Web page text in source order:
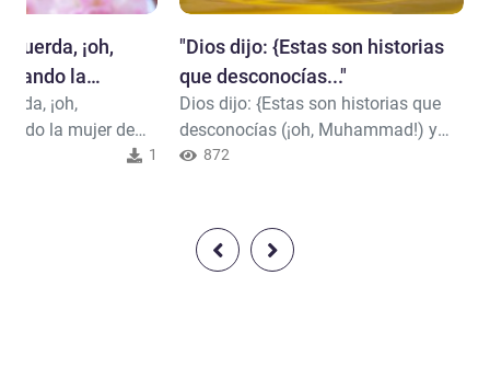
"Dios dijo: {Estas son historias
que desconocías..."
Dios dijo: {Estas son historias que
desconocías (¡oh, Muhammad!) y
que te revelamos. Y no estabas
testigo de cuando discutían (al
respecto)} [Corán 3:44].
872
¡oh,
la
¡oh,
la mujer de
he hecho el voto1